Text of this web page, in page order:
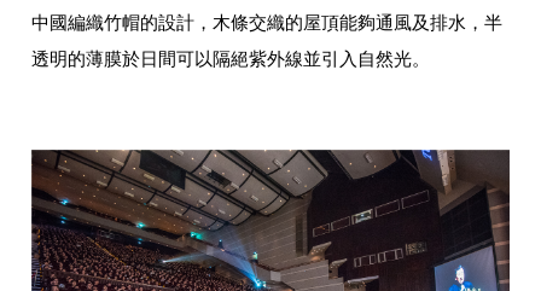
中國編織竹帽的設計，木條交織的屋頂能夠通風及排水，半
透明的薄膜於日間可以隔絕紫外線並引入自然光。